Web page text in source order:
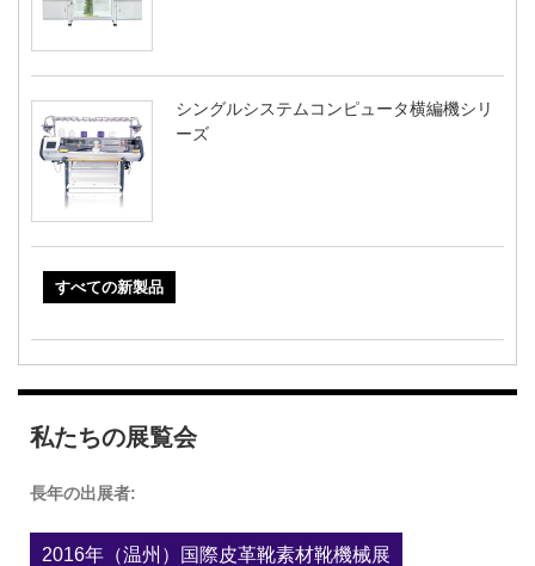
シングルシステムコンピュータ横編機シリ
ーズ
すべての新製品
私たちの展覧会
長年の出展者:
2016年（温州）国際皮革靴素材靴機械展